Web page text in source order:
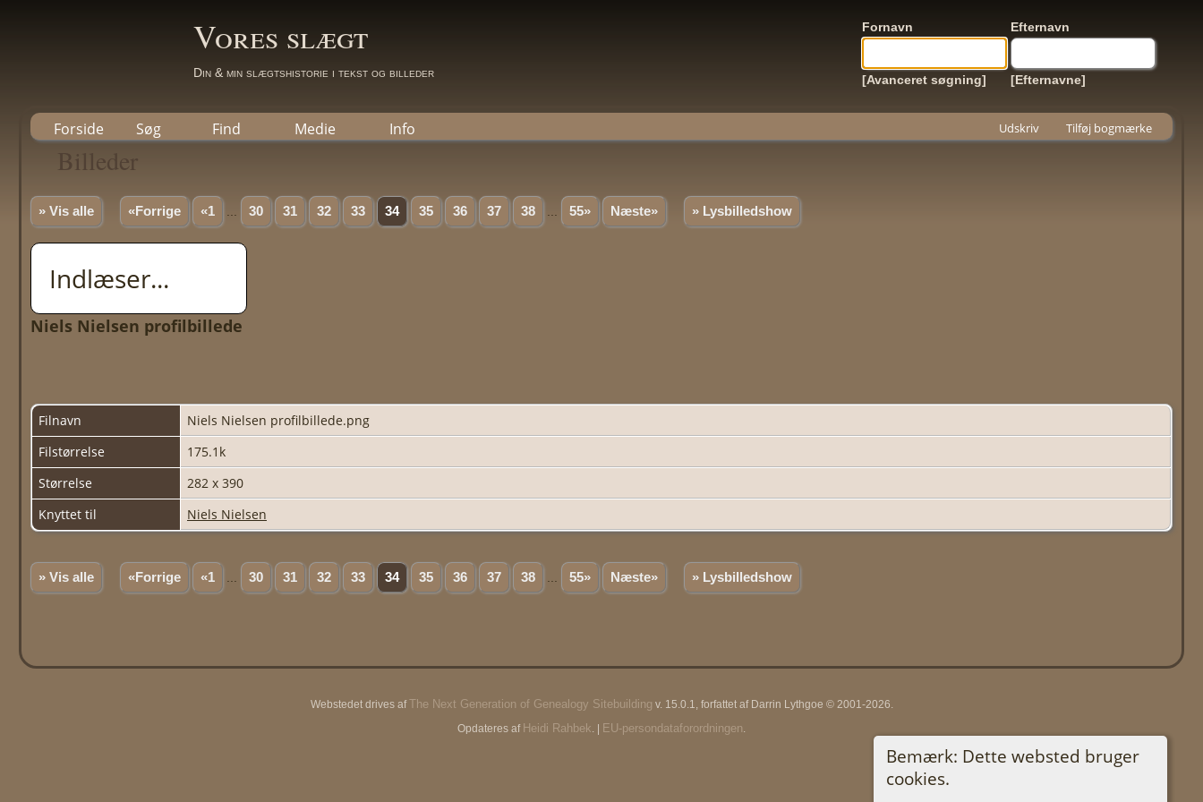
Vores slægt
Din & min slægtshistorie i tekst og billeder
Fornavn Efternavn
[Avanceret søgning] [Efternavne]
Forside Søg Find Medie Info Udskriv Tilføj bogmærke
Bemærk: Dette websted bruger
cookies.
Billeder
» Vis alle «Forrige «1 30 31 32 33 34 35 36 37 38 55» Næste» » Lysbilledshow
Indlæser...
Niels Nielsen profilbillede
Filnavn
Niels Nielsen profilbillede.png
Filstørrelse
175.1k
Størrelse
282 x 390
Knyttet til
Niels Nielsen
» Vis alle «Forrige «1 30 31 32 33 34 35 36 37 38 55» Næste» » Lysbilledshow
Webstedet drives afThe Next Generation of Genealogy Sitebuilding v. 15.0.1, forfattet af Darrin Lythgoe © 2001-2026.
Opdateres af Heidi Rahbek . | EU-persondataforordningen